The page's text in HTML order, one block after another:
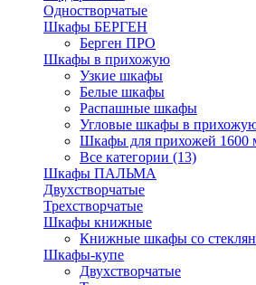
Одностворчатые
Шкафы БЕРГЕН
Берген ПРО
Шкафы в прихожую
Узкие шкафы
Белые шкафы
Распашные шкафы
Угловые шкафы в
Шкафы для прихожей 1600
Все категории (13)
Шкафы ПАЛЬМА
Двухстворчатые
Трехстворчатые
Шкафы книжные
Книжные шкафы со
Шкафы-купе
Двухстворчатые